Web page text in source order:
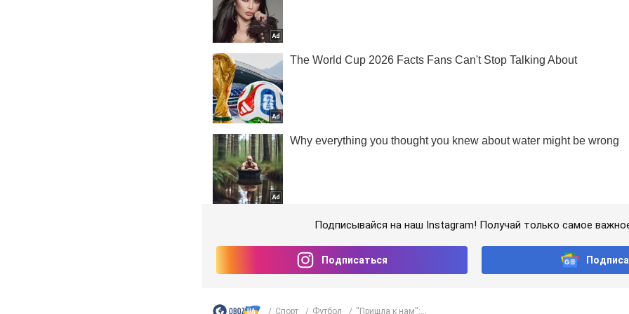
Подписывайся на наш Instagram! Получай только самое
Подписаться
Спорт Футбол ''Пришла к нам'':...